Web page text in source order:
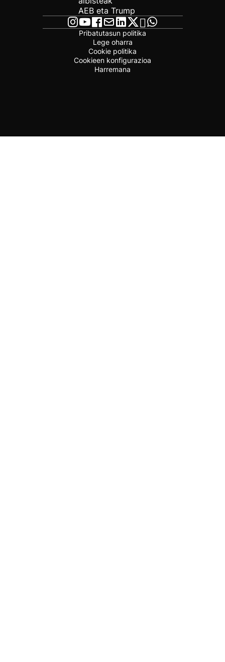
AEB eta Trump
Pribatutasun politika
Lege oharra
Cookie politika
Cookieen konfigurazioa
Harremana